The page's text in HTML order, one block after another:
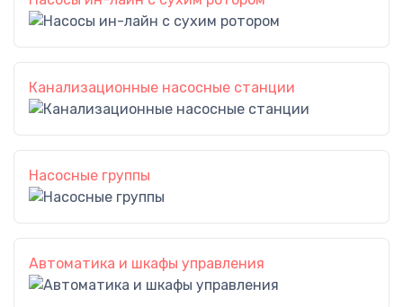
Канализационные насосные станции
Насосные группы
Автоматика и шкафы управления